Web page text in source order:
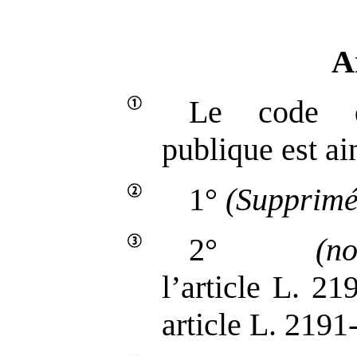
Le code
publique est
1°
2°
l’article L.
article L.